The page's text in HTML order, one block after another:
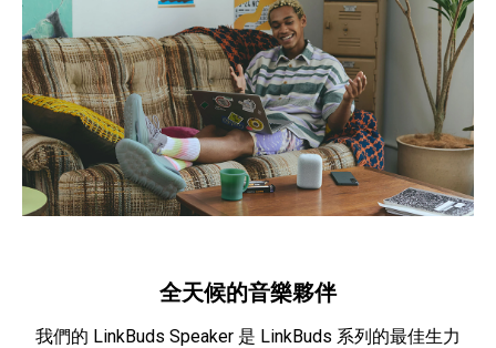
全天候的音樂夥伴
我們的 LinkBuds Speaker 是 LinkBuds 系列的最佳生力